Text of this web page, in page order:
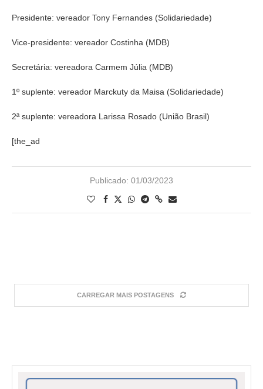
Presidente: vereador Tony Fernandes (Solidariedade)
Vice-presidente: vereador Costinha (MDB)
Secretária: vereadora Carmem Júlia (MDB)
1º suplente: vereador Marckuty da Maisa (Solidariedade)
2ª suplente: vereadora Larissa Rosado (União Brasil)
[the_ad
Publicado: 01/03/2023
CARREGAR MAIS POSTAGENS